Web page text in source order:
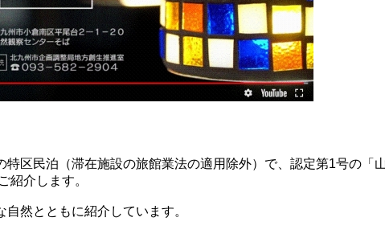
区民泊（滞在施設の旅館業法の適用除外）で、認定第1号の「
紹介します。
然とともに紹介しています。